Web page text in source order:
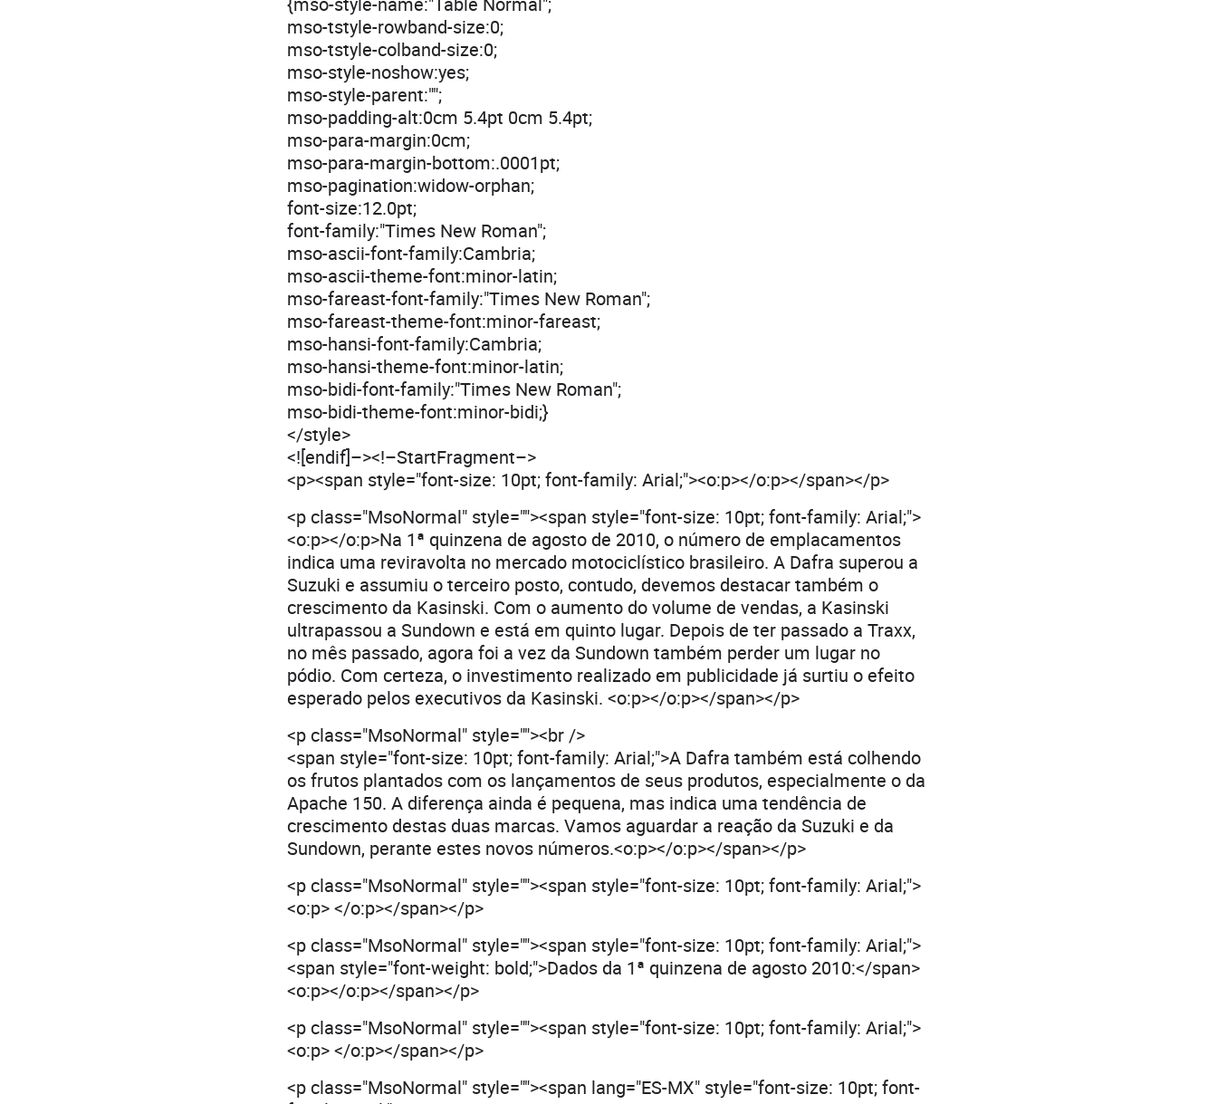
mso-tstyle-rowband-size:0;
mso-tstyle-colband-size:0;
mso-style-noshow:yes;
mso-style-parent:"";
mso-padding-alt:0cm 5.4pt 0cm 5.4pt;
mso-para-margin:0cm;
mso-para-margin-bottom:.0001pt;
mso-pagination:widow-orphan;
font-size:12.0pt;
font-family:"Times New Roman";
mso-ascii-font-family:Cambria;
mso-ascii-theme-font:minor-latin;
mso-fareast-font-family:"Times New Roman";
mso-fareast-theme-font:minor-fareast;
mso-hansi-font-family:Cambria;
mso-hansi-theme-font:minor-latin;
mso-bidi-font-family:"Times New Roman";
mso-bidi-theme-font:minor-bidi;}
</style>
<![endif]–><!–StartFragment–>
<p><span style="font-size: 10pt; font-family: Arial;"><o:p></o:p></span></p>
<p class="MsoNormal" style=""><span style="font-size: 10pt; font-family: Arial;">
<o:p></o:p>Na 1ª quinzena de agosto de 2010, o número de emplacamentos
indica uma reviravolta no mercado motociclístico brasileiro. A Dafra superou a
Suzuki e assumiu o terceiro posto, contudo, devemos destacar também o
crescimento da Kasinski. Com o aumento do volume de vendas, a Kasinski
ultrapassou a Sundown e está em quinto lugar. Depois de ter passado a Traxx,
no mês passado, agora foi a vez da Sundown também perder um lugar no
pódio. Com certeza, o investimento realizado em publicidade já surtiu o efeito
esperado pelos executivos da Kasinski. <o:p></o:p></span></p>
<p class="MsoNormal" style=""><br />
<span style="font-size: 10pt; font-family: Arial;">A Dafra também está colhendo
os frutos plantados com os lançamentos de seus produtos, especialmente o da
Apache 150. A diferença ainda é pequena, mas indica uma tendência de
crescimento destas duas marcas. Vamos aguardar a reação da Suzuki e da
Sundown, perante estes novos números.<o:p></o:p></span></p>
<p class="MsoNormal" style=""><span style="font-size: 10pt; font-family: Arial;">
<o:p> </o:p></span></p>
<p class="MsoNormal" style=""><span style="font-size: 10pt; font-family: Arial;">
<span style="font-weight: bold;">Dados da 1ª quinzena de agosto 2010:</span>
<o:p></o:p></span></p>
<p class="MsoNormal" style=""><span style="font-size: 10pt; font-family: Arial;">
<o:p> </o:p></span></p>
<p class="MsoNormal" style=""><span lang="ES-MX" style="font-size: 10pt; font-